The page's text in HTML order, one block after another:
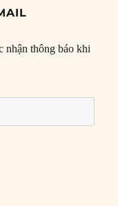
nhận thông báo khi